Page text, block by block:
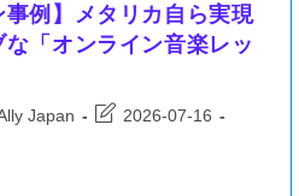
事例】メタリカ自ら実現
「オンライン音楽レッ
Japan
2026-07-16